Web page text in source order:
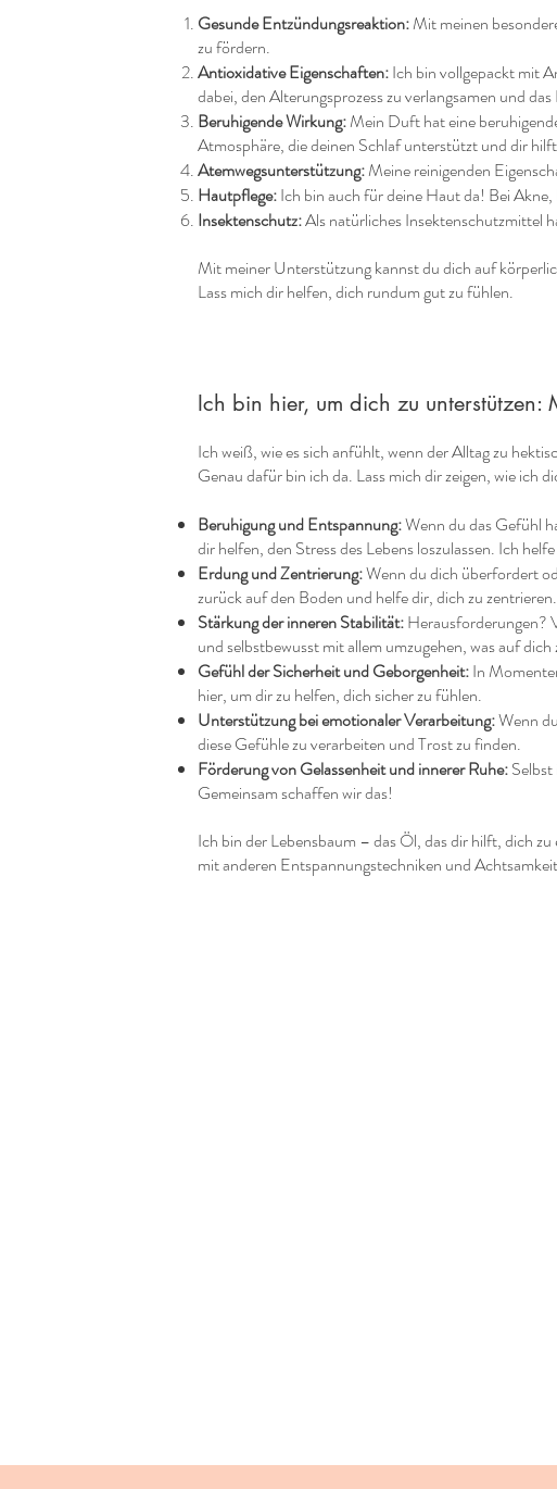
Gesunde Entzündungsreaktion:Mit meinen
zu fördern.
Antioxidative Eigenschaften:Ich bin vollgepackt mit
dabei, den Alterungsprozess zu verlangsamen und
Beruhigende Wirkung:Mein Duft hat eine
Atmosphäre, die deinen Schlaf unterstützt und dir
Atemwegsunterstützung:Meine reinigenden
Hautpflege:Ich bin auch für deine Haut da! Bei
Insektenschutz:Als natürliches Insektenschutzmittel
Mit meiner Unterstützung kannst du dich auf
Lass mich dir helfen, dich rundum gut zu fühlen.
Ich bin hier, um dich zu unterstützen:
Ich weiß, wie es sich anfühlt, wenn der Alltag zu
Genau dafür bin ich da. Lass mich dir zeigen, wie ich
Beruhigung und Entspannung:Wenn du das Gefühl
dir helfen, den Stress des Lebens loszulassen. Ich
Erdung und Zentrierung:Wenn du dich überfordert
zurück auf den Boden und helfe dir, dich zu zentrieren.
Stärkung der inneren Stabilität:Herausforderungen?
und selbstbewusst mit allem umzugehen, was auf
Gefühl der Sicherheit und Geborgenheit:In
hier, um dir zu helfen, dich sicher zu fühlen.
Unterstützung bei emotionaler Verarbeitung:Wenn
diese Gefühle zu verarbeiten und Trost zu finden.
Förderung von Gelassenheit und innerer Ruhe:
Gemeinsam schaffen wir das!
Ich bin der Lebensbaum – das Öl, das dir hilft, dich
mit anderen Entspannungstechniken und